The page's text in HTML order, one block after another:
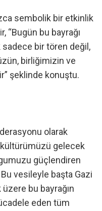
sembolik bir etkinlik
“Bugün bu bayrağı
sadece bir tören değil,
birliğimizin ve
şeklinde konuştu.
olarak
gelecek
güçlendiren
vesileyle başta Gazi
bu bayrağın
eden tüm